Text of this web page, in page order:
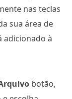
nas teclas
sua área de
adicionado à
botão,